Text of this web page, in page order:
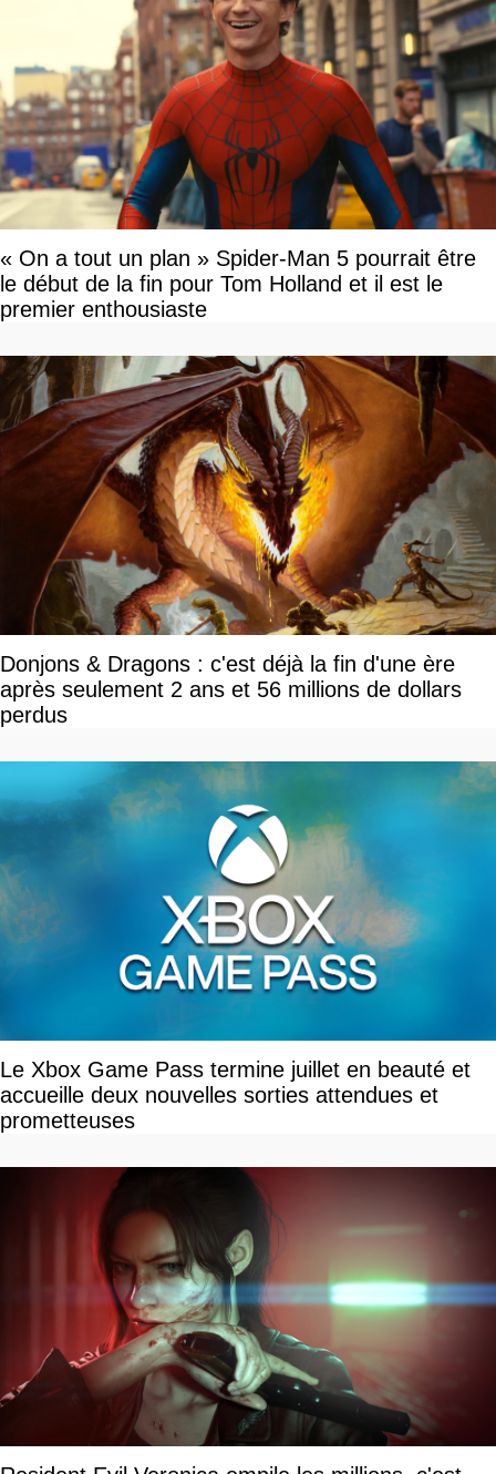
« On a tout un plan » Spider-Man 5 pourrait être
le début de la fin pour Tom Holland et il est le
premier enthousiaste
Donjons & Dragons : c'est déjà la fin d'une ère
après seulement 2 ans et 56 millions de dollars
perdus
Le Xbox Game Pass termine juillet en beauté et
accueille deux nouvelles sorties attendues et
prometteuses